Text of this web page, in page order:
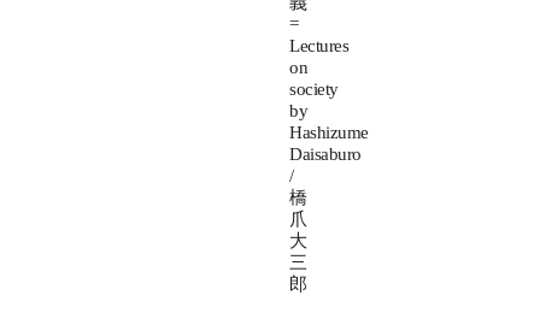
=
Lectures
on
society
by
Hashizume
Daisaburo
/
橋
爪
大
三
郎